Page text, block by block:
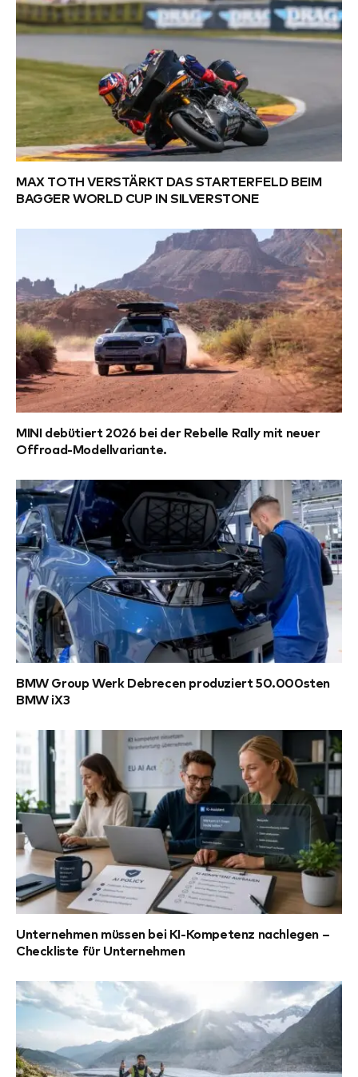
MAX TOTH VERSTÄRKT DAS STARTERFELD BEIM
BAGGER WORLD CUP IN SILVERSTONE
MINI debütiert 2026 bei der Rebelle Rally mit neuer
Offroad-Modellvariante.
BMW Group Werk Debrecen produziert 50.000sten
BMW iX3
Unternehmen müssen bei KI-Kompetenz nachlegen –
Checkliste für Unternehmen